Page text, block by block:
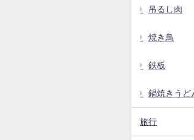
吊るし肉
焼き鳥
鉄板
鍋焼きうど
旅行